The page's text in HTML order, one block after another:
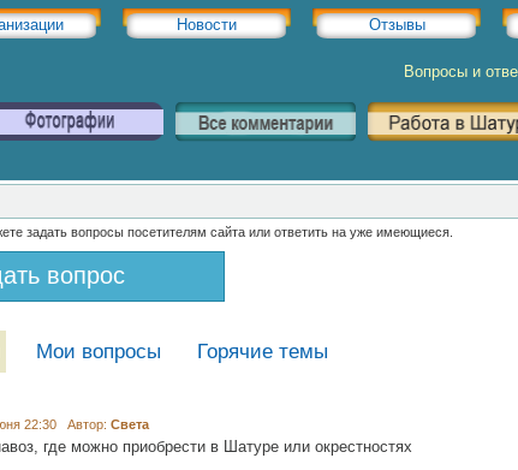
Новости Отзывы
Вопросы и
задать вопросы посетителям сайта или ответить на уже имеющиеся.
вопрос
Мои вопросы Горячие темы
22:30 Автор: Света
где можно приобрести в Шатуре или окрестностях